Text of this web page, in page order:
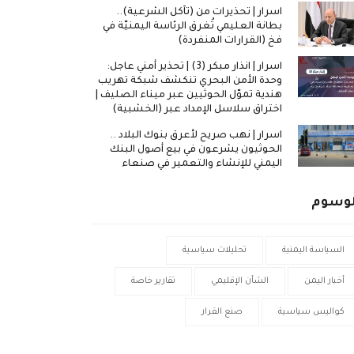
اسرار | تحذيرات من (تآكل الشرعية)..
بطانة العليمي تُغرق الرئاسة اليمنيّة في
فخ (القرارات المنفردة)
اسرار | انذار مبكر (3) | تحذير أمني عاجل:
وحدة الأمن البحري تنكشف شبكة تهريب
هندية تموّل الحوثيين عبر ميناء الصليف |
اختراق سلاسل الإمداد عبر (الخشبية)
اسرار | نهب صريح لأعرق بنوك البلاد ..
الحوثيون يشرعون في بيع أصول البنك
اليمني للإنشاء والتعمير في صنعاء
السياسة اليمنية تحليلات سياسية
أخبار اليمن الشأن الإقليمي تقارير خاصة
كواليس سياسية صنع القرار